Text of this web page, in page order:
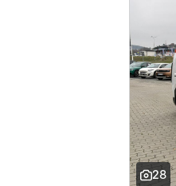
28